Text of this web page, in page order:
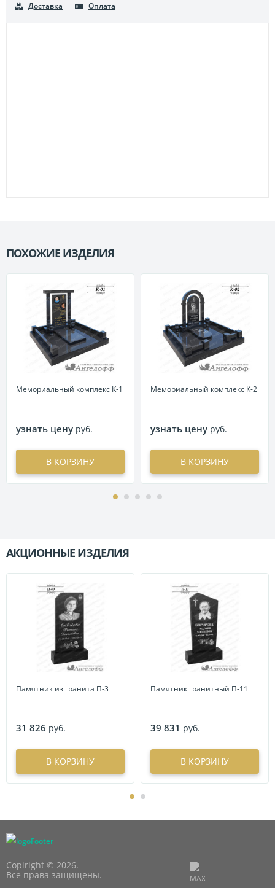
Доставка
Оплата
ПОХОЖИЕ ИЗДЕЛИЯ
Мемориальный комплекс К-1
узнать цену руб.
В КОРЗИНУ
Мемориальный комплекс К-2
узнать цену руб.
В КОРЗИНУ
АКЦИОННЫЕ ИЗДЕЛИЯ
Памятник из гранита П-3
31 826 руб.
В КОРЗИНУ
Памятник гранитный П-11
39 831 руб.
В КОРЗИНУ
Copiright © 2026.
Все права защищены.